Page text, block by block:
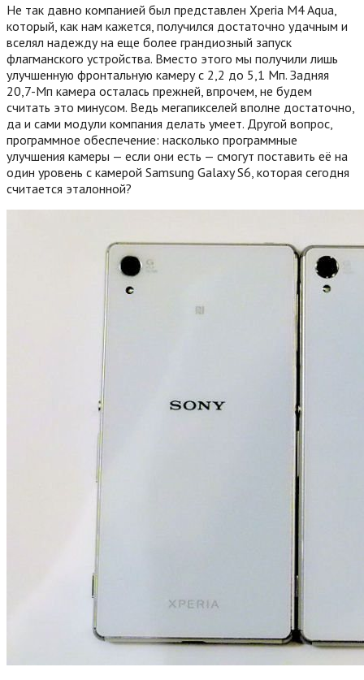
Не так давно компанией был представлен Xperia M4 Aqua,
который, как нам кажется, получился достаточно удачным и
вселял надежду на еще более грандиозный запуск
флагманского устройства. Вместо этого мы получили лишь
улучшенную фронтальную камеру с 2,2 до 5,1 Мп. Задняя
20,7-Мп камера осталась прежней, впрочем, не будем
считать это минусом. Ведь мегапикселей вполне достаточно,
да и сами модули компания делать умеет. Другой вопрос,
программное обеспечение: насколько программные
улучшения камеры — если они есть — смогут поставить её на
один уровень с камерой Samsung Galaxy S6, которая сегодня
считается эталонной?